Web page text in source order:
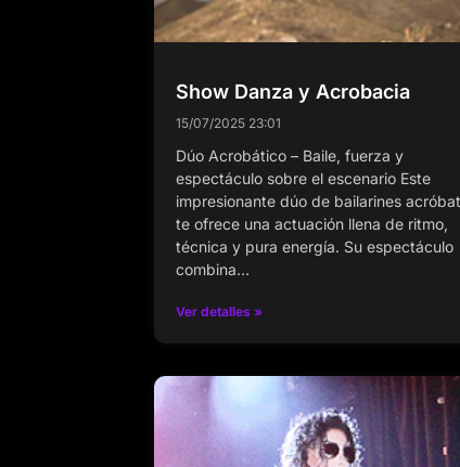
Show Danza y Acrobacia
15/07/2025 23:01
Dúo Acrobático – Baile, fuerza y
espectáculo sobre el escenario Este
impresionante dúo de bailarines
te ofrece una actuación llena de ritmo,
técnica y pura energía. Su espectáculo
combina…
Ver detalles »